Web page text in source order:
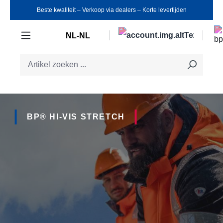
Ga naar de hoofdinhoud
Beste kwaliteit ‒ Verkoop via dealers ‒ Korte levertijden
NL-NL
BP® HI-VIS STRETCH